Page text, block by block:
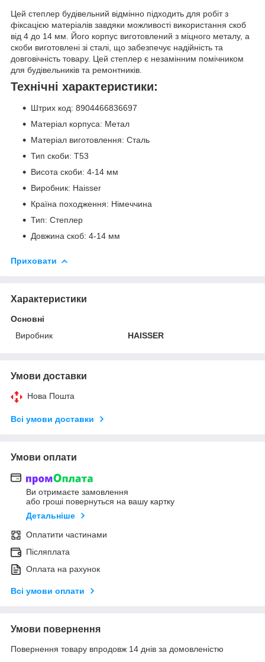
Цей степлер будівельний відмінно підходить для робіт з
фіксацією матеріалів завдяки можливості використання скоб
від 4 до 14 мм. Його корпус виготовлений з міцного металу, а
скоби виготовлені зі сталі, що забезпечує надійність та
довговічність товару. Цей степлер є незамінним помічником
для будівельників та ремонтників.
Технічні характеристики:
Штрих код: 8904466836697
Матеріал корпуса: Метал
Матеріал виготовлення: Сталь
Тип скоби: Т53
Висота скоби: 4-14 мм
Виробник: Haisser
Країна походження: Німеччина
Тип: Степлер
Довжина скоб: 4-14 мм
Приховати
Характеристики
Основні
Виробник
HAISSER
Умови доставки
Нова Пошта
Всі умови доставки
Умови оплати
Ви отримаєте замовлення
або гроші повернуться на вашу картку
Детальніше
Оплатити частинами
Післяплата
Оплата на рахунок
Всі умови оплати
Умови повернення
Повернення товару впродовж 14 днів за домовленістю